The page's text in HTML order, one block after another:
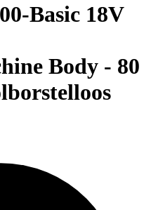
Basic 18V
Body - 80